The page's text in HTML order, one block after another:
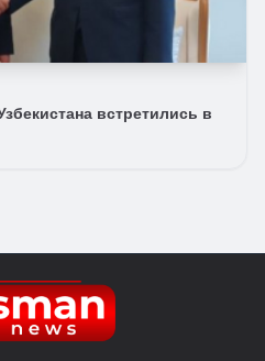
встретились в